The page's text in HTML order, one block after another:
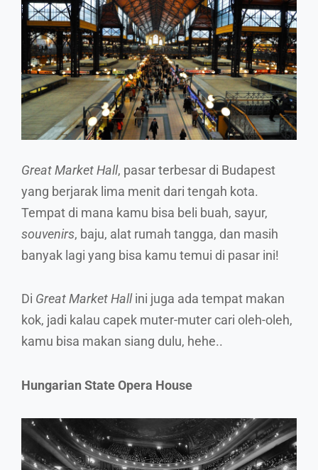
Great Market Hall, pasar terbesar di Budapest
yang berjarak lima menit dari tengah kota.
Tempat di mana kamu bisa beli buah, sayur,
souvenirs, baju, alat rumah tangga, dan masih
banyak lagi yang bisa kamu temui di pasar ini!
Di Great Market Hallini juga ada tempat makan
kok, jadi kalau capek muter-muter cari oleh-oleh,
kamu bisa makan siang dulu, hehe..
Hungarian State Opera House